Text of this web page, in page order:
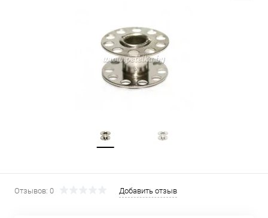
Отзывов: 0 Добавить отзыв